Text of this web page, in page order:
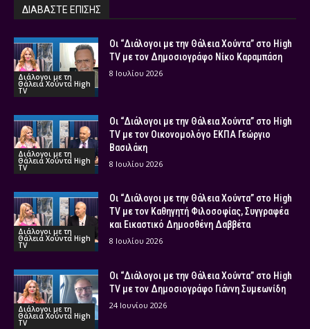
ΔΙΑΒΑΣΤΕ ΕΠΙΣΗΣ
Διάλογοι με τη
Θάλεια Χούντα High
TV
Οι “Διάλογοι με την Θάλεια Χούντα” στο High
TV με τον Δημοσιογράφο Νίκο Καραμπάση
8 Ιουλίου 2026
Διάλογοι με τη
Θάλεια Χούντα High
TV
Οι “Διάλογοι με την Θάλεια Χούντα” στο High
TV με τον Οικονομολόγο ΕΚΠΑ Γεώργιο
Βασιλάκη
8 Ιουλίου 2026
Διάλογοι με τη
Θάλεια Χούντα High
TV
Οι “Διάλογοι με την Θάλεια Χούντα” στο High
TV με τον Καθηγητή Φιλοσοφίας, Συγγραφέα
και Εικαστικό Δημοσθένη Δαββέτα
8 Ιουλίου 2026
Διάλογοι με τη
Θάλεια Χούντα High
TV
Οι “Διάλογοι με την Θάλεια Χούντα” στο High
TV με τον Δημοσιογράφο Γιάννη Συμεωνίδη
24 Ιουνίου 2026